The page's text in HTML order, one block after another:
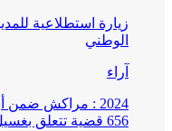
زيارة استطلاعية
الوطني
آراء
2024 : مراكش
656 قضية تتعلق بغسيل الأموال